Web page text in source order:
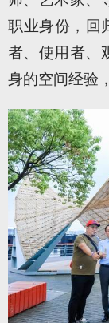
职业身份，
者、使用者、
身的空间经验